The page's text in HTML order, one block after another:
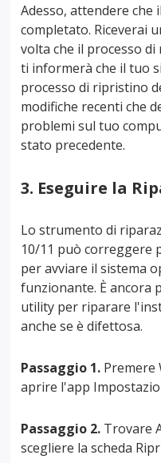
Adesso, attendere
completato. Riceverai
volta che il processo
ti informerà che il tuo
processo di ripristino
modifiche recenti che
problemi sul tuo
stato precedente.
3. Eseguire la
Lo strumento di
10/11 può correggere
per avviare il sistema
funzionante. È ancora
utility per riparare
anche se è difettosa.
Passaggio 1. Premere
aprire l'app
Passaggio 2. Trovare
scegliere la scheda